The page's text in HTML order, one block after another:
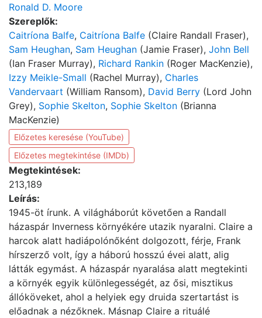
Ronald D. Moore
Szereplők:
Caitríona Balfe, Caitríona Balfe (Claire Randall Fraser),
Sam Heughan, Sam Heughan (Jamie Fraser), John Bell
(Ian Fraser Murray), Richard Rankin (Roger MacKenzie),
Izzy Meikle-Small (Rachel Murray), Charles
Vandervaart (William Ransom), David Berry (Lord John
Grey), Sophie Skelton, Sophie Skelton (Brianna
MacKenzie)
Előzetes keresése (YouTube)
Előzetes megtekintése (IMDb)
Megtekintések:
213,189
Leírás:
1945-öt írunk. A világháborút követően a Randall
házaspár Inverness környékére utazik nyaralni. Claire a
harcok alatt hadiápolónőként dolgozott, férje, Frank
hírszerző volt, így a háború hosszú évei alatt, alig
látták egymást. A házaspár nyaralása alatt megtekinti
a környék egyik különlegességét, az ősi, misztikus
állóköveket, ahol a helyiek egy druida szertartást is
előadnak a nézőknek. Másnap Claire a rituálé